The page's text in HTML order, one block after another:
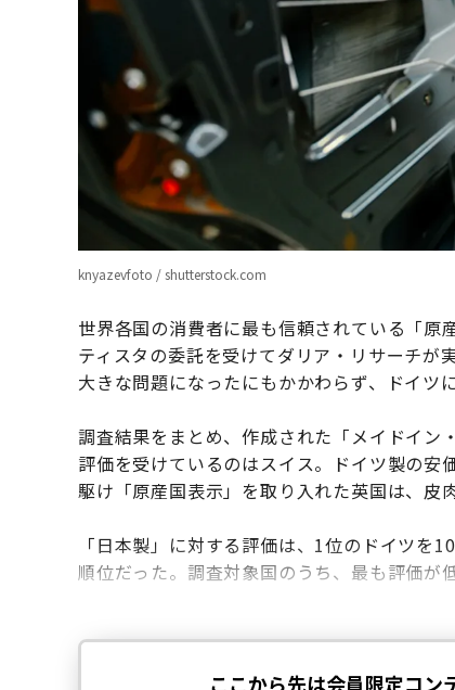
knyazevfoto / shutterstock.com
世界各国の消費者に最も信頼されている「原
ティスタの委託を受けてダリア・リサーチが
大きな問題になったにもかかわらず、ドイツ
調査結果をまとめ、作成された「メイドイ
評価を受けているのはスイス。ドイツ製の
駆け「原産国表示」を取り入れた英国は、皮
「日本製」に対する評価は、1位のドイツを
順位だった。調査対象国のうち、最も評価が